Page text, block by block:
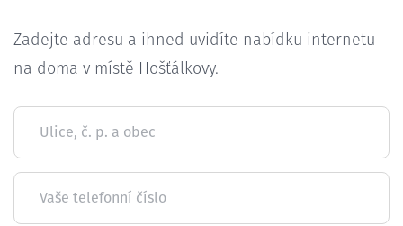
Zadejte adresu a ihned uvidíte nabídku internetu
na doma v místě Hošťálkovy.
Ulice, č. p. a obec
Vaše telefonní číslo